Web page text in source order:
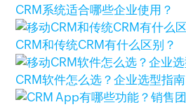
CRM系统适合哪些企业使用？
CRM和传统CRM有什么区别？
CRM软件怎么选？企业选型指南